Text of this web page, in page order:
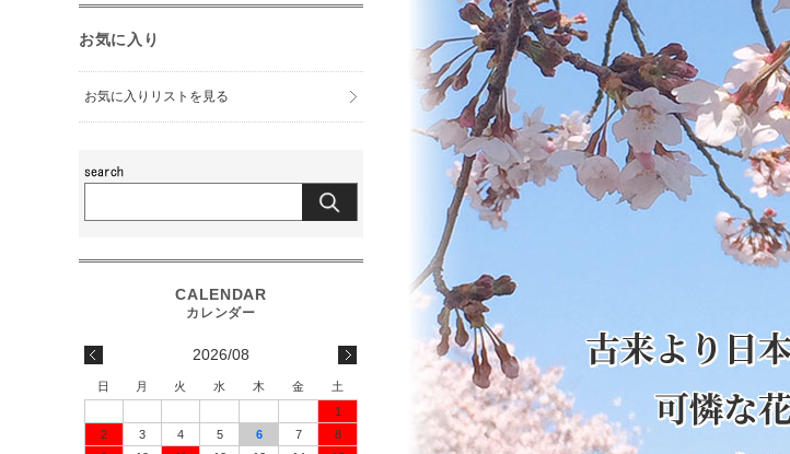
お気に入り
お気に入りリストを見る
2026/08
日 月 火 水 木 金
土
1
2
3 4 5 6 7
8